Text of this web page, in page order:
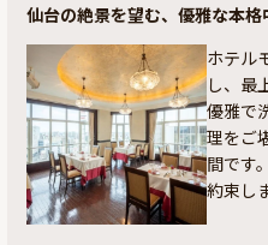
仙台の絶景を望む、優雅な本格
ホテル
し、最
優雅で
理をご
間です
約束し